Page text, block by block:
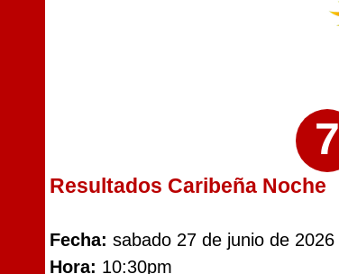
7
Resultados Caribeña Noche
Fecha: sabado 27 de junio de 2026
Hora: 10:30pm